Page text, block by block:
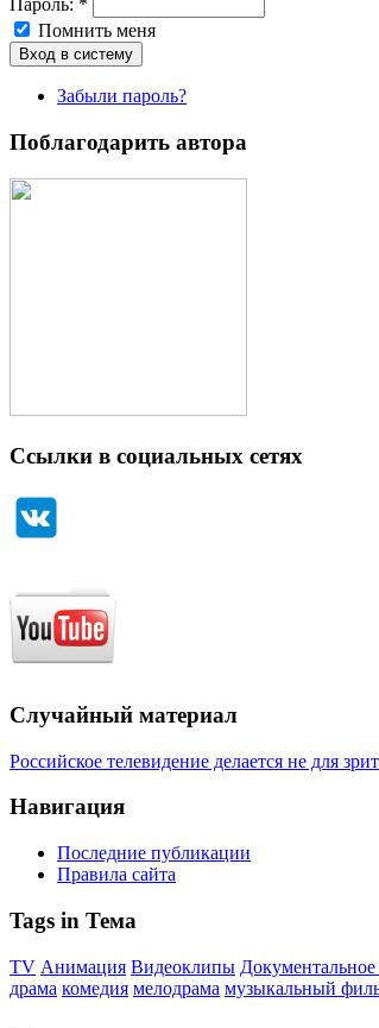
Пароль: *
Помнить меня
Забыли пароль?
Поблагодарить автора
Ссылки в социальных сетях
Случайный материал
Российское телевидение делается не для
Навигация
Последние публикации
Правила сайта
Tags in Тема
TV Анимация Видеоклипы
драма комедия мелодрама музыкальный